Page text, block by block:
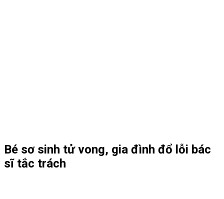
Bé sơ sinh tử vong, gia đình đổ lỗi bác
sĩ tắc trách